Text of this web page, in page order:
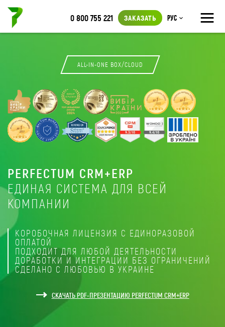
≡
0 800 755 221 ЗАКАЗАТЬ Рус
ALL-IN-ONE BOX/CLOUD
PERFECTUM CRM+ERP
ЕДИНАЯ СИСТЕМА ДЛЯ ВСЕЙ
КОМПАНИИ
КОРОБОЧНАЯ ЛИЦЕНЗИЯ С ЕДИНОРАЗОВОЙ
ОПЛАТОЙ
ПОДХОДИТ ДЛЯ ЛЮБОЙ ДЕЯТЕЛЬНОСТИ
ДОРАБОТКИ И ИНТЕГРАЦИИ БЕЗ ОГРАНИЧЕНИЙ
СДЕЛАНО С ЛЮБОВЬЮ В УКРАИНЕ
СКАЧАТЬ PDF-ПРЕЗЕНТАЦИЮ PERFECTUM CRM+ERP